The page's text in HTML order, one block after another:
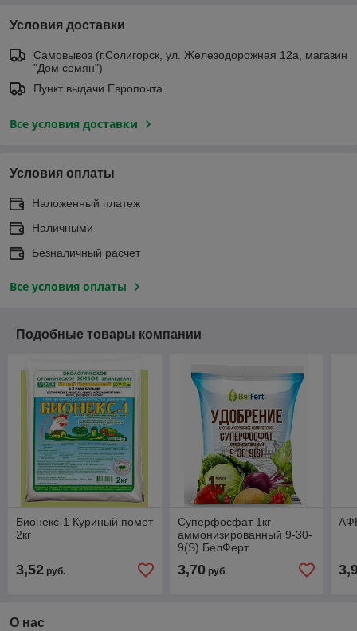
Условия доставки
Самовывоз (г.Солигорск, ул. Железодорожная 12а, магазин
"Дом семян")
Пункт выдачи Европочта
Все условия доставки
Условия оплаты
Наложенный платеж
Наличными
Безналичный расчет
Все условия оплаты
Подобные товары компании
Бионекс-1 Куриный помет
2кг
3,52 руб.
Суперфосфат 1кг
аммонизированный 9-30-
9(S) БелФерт
3,70руб.
О нас